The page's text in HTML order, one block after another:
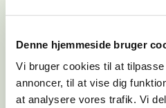
Denne hjemmeside bruger
Vi bruger cookies til at
annoncer, til at vise dig
at analysere vores trafik. Vi
Må jeg tage
Ja, tag endelig dine
venner med under armen!